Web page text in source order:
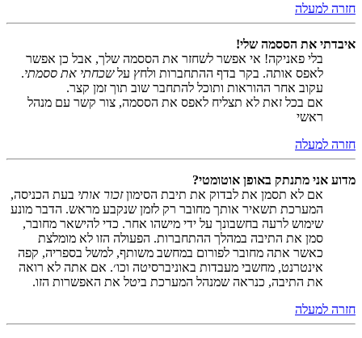
חזרה למעלה
איבדתי את הססמה שלי!
בלי פאניקה! אי אפשר לשחזר את הססמה שלך, אבל כן אפשר
לאפס אותה. בקר בדף ההתחברות ולחץ עלשכחתי את ססמתי.
עקוב אחר ההוראות ותוכל להתחבר שוב תוך זמן קצר.
אם בכל זאת לא תצליח לאפס את הססמה, צור קשר עם מנהל
ראשי
חזרה למעלה
מדוע אני מתנתק באופן אוטומטי?
אם לא תסמן את לבדוק את תיבת הסימוןזכור אותי בעת הכניסה,
המערכת תשאיר אותך מחובר רק לזמן שנקבע מראש. הדבר מונע
שימוש לרעה בחשבונך על ידי מישהו אחר. כדי להישאר מחובר,
סמן את התיבה במהלך ההתחברות. הפעולה הזו לא מומלצת
כאשר אתה מחובר לפורום במחשב משותף, למשל בספריה, קפה
אינטרנט, מחשבי מעבדות באוניברסיטה וכו׳. אם אתה לא רואה
את התיבה, כנראה שמנהל המערכת ביטל את האפשרות הזו.
חזרה למעלה